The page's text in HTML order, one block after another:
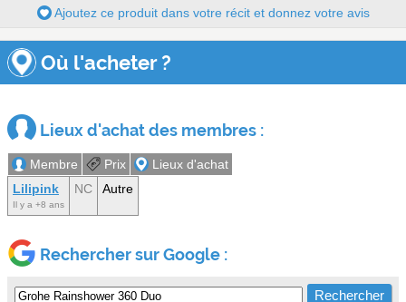
Ajoutez ce produit dans votre récit et donnez votre avis
Où l'acheter ?
Lieux d'achat des membres :
Membre Prix
Lieux d'achat
Lilipink
Il y a +8 ans
NC Autre
Rechercher sur Google :